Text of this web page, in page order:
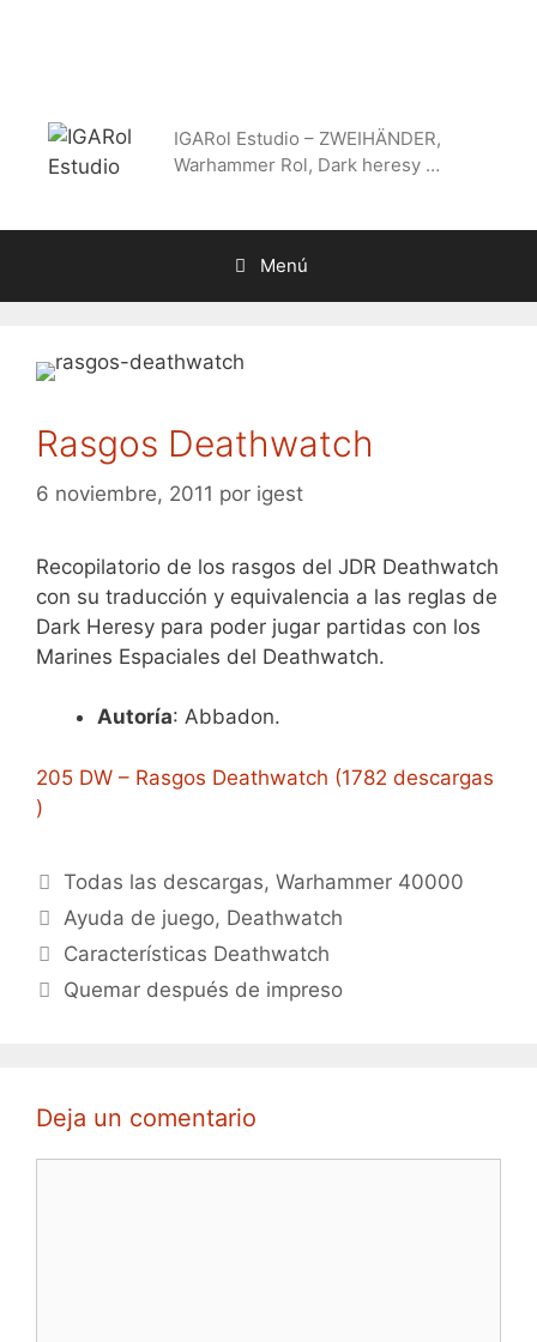
IGARol Estudio – ZWEIHÄNDER,
Warhammer Rol, Dark heresy …
Menú
Rasgos Deathwatch
6 noviembre, 2011 por igest
Recopilatorio de los rasgos del JDR Deathwatch
con su traducción y equivalencia a las reglas de
Dark Heresy para poder jugar partidas con los
Marines Espaciales del Deathwatch.
Autoría: Abbadon.
205 DW – Rasgos Deathwatch (1782 descargas
)
Categorías
Todas las descargas,Warhammer 40000
Etiquetas
Ayuda de juego, Deathwatch
Características Deathwatch
Quemar después de impreso
Deja un comentario